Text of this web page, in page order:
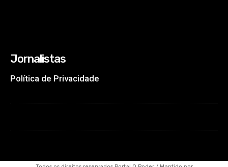
Jornalistas
Política de Privacidade